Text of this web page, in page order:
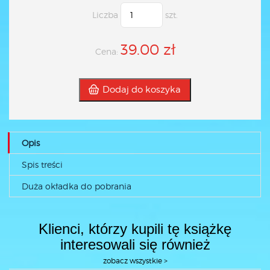
Liczba szt.
Cena: 39.00 zł
Dodaj do koszyka
Opis
Spis treści
Duża okładka do pobrania
Klienci, którzy kupili tę książkę
interesowali się również
zobacz wszystkie >